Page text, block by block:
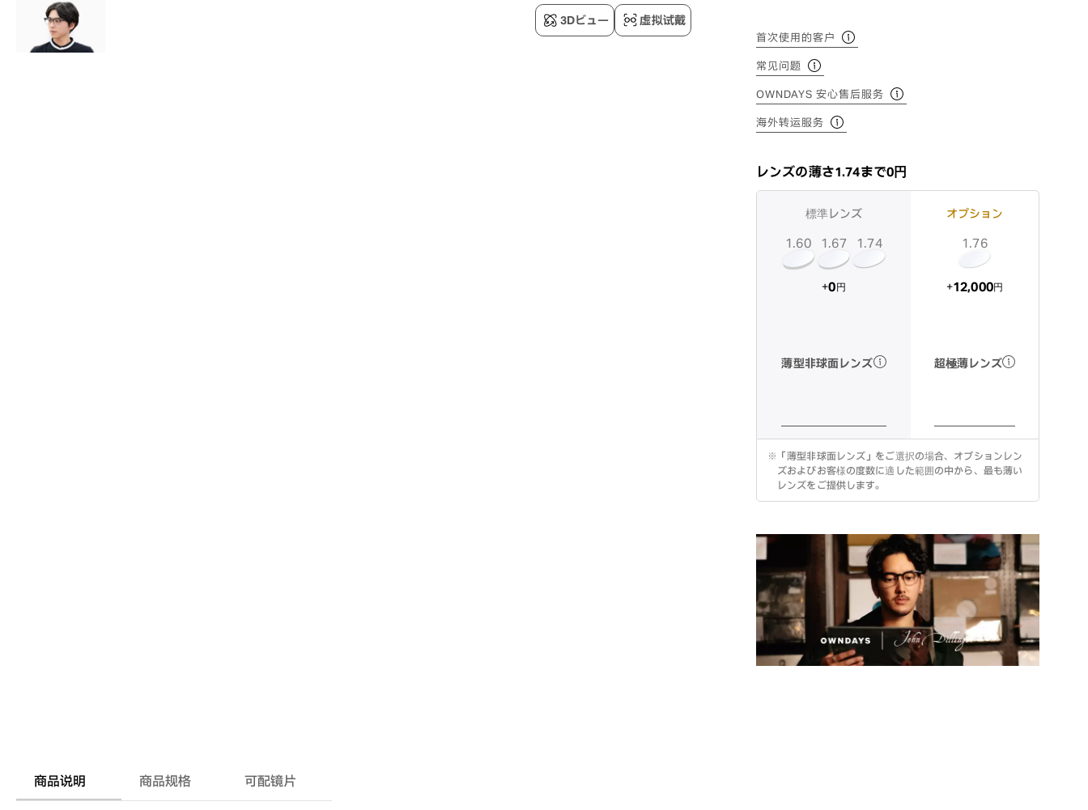
3Dビュー 虚拟试戴
首次使用的客户
常见问题
OWNDAYS 安心售后服务
海外转运服务
レンズの薄さ1.74まで0円
標準レンズ
1.60 1.67 1.74
+0 円
薄型非球面レンズ
オプション
1.76
+12,000円
超極薄レンズ
※
「薄型非球面レンズ」をご選択の場合、オプションレン
ズおよびお客様の度数に適した範囲の中から、最も薄い
レンズをご提供します。
商品说明 商品规格 可配镜片